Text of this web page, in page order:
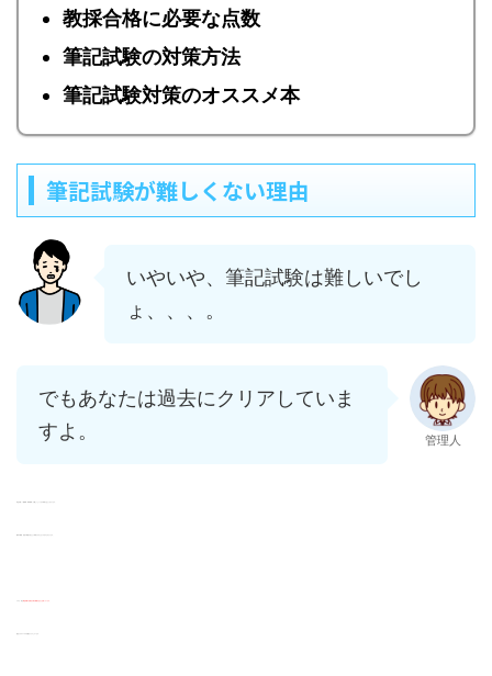
教採合格に必要な点数
筆記試験の対策方法
筆記試験対策のオススメ本
筆記試験が難しくない理由
いやいや、筆記試験は難しいでし
ょ、、、。
でもあなたは過去にクリアしていま
すよ。
管理人